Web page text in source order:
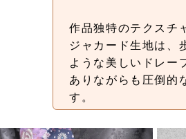
作品独特のテクスチ
ジャカード生地は、
ような美しいドレー
ありながらも圧倒的
す。